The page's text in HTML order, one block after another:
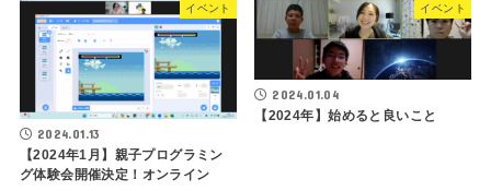
イベント
2024.01.13
【2024年1月】親子プログラミン
グ体験会開催決定！オンライン
イベント
2024.01.04
【2024年】始めると良いこと